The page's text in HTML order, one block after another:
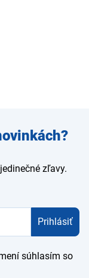
zľavy.
Prihlásiť
súhlasím so